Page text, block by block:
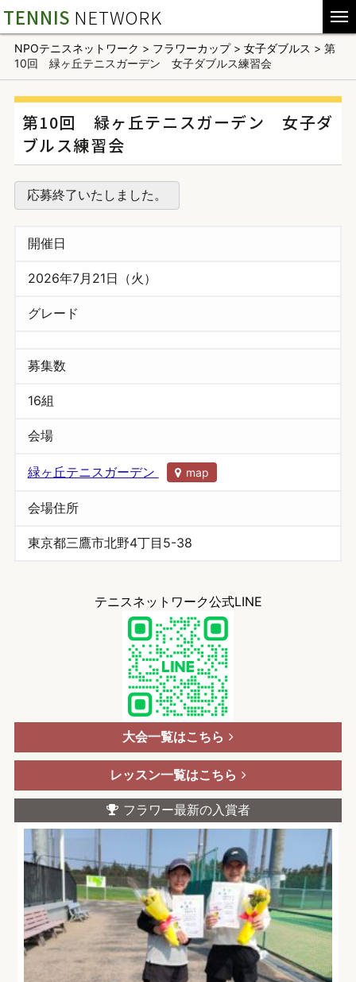
TENNIS NETWORK
NPOテニスネットワーク > フラワーカップ> 女子ダブルス > 第
10回 緑ヶ丘テニスガーデン 女子ダブルス練習会
第10回 緑ヶ丘テニスガーデン 女子ダ
ブルス練習会
応募終了いたしました。
開催日
2026年7月21日（火）
グレード
募集数
16組
会場
緑ヶ丘テニスガーデン map
会場住所
東京都三鷹市北野4丁目5-38
テニスネットワーク公式LINE
大会一覧はこちら
レッスン一覧はこちら
フラワー最新の入賞者